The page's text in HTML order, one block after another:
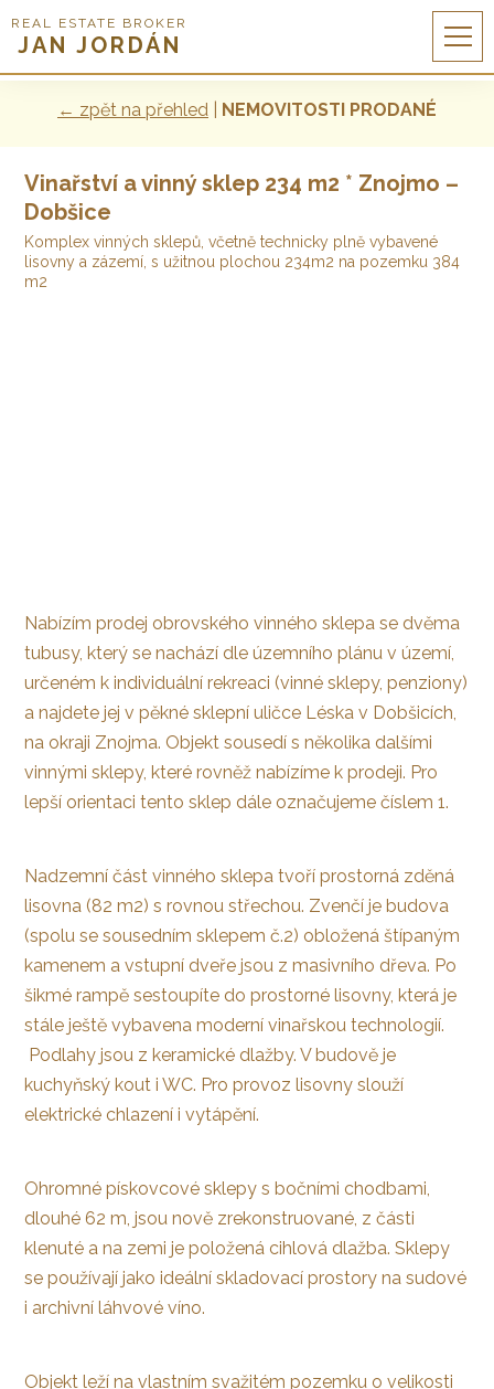
REAL ESTATE BROKER
JAN JORDÁN
← zpět na přehled NEMOVITOSTI PRODANÉ
Vinařství a vinný sklep 234 m2 * Znojmo –
Dobšice
Komplex vinných sklepů, včetně technicky plně vybavené
lisovny a zázemí, s užitnou plochou 234m2 na pozemku 384
m2
Nabízím prodej obrovského vinného sklepa se dvěma
tubusy, který se nachází dle územního plánu v území,
určeném k individuální rekreaci (vinné sklepy, penziony)
a najdete jej v pěkné sklepní uličce Léska v Dobšicích,
na okraji Znojma. Objekt sousedí s několika dalšími
vinnými sklepy, které rovněž nabízíme k prodeji. Pro
lepší orientaci tento sklep dále označujeme číslem 1.
Nadzemní část vinného sklepa tvoří prostorná zděná
lisovna (82 m2) s rovnou střechou. Zvenčí je budova
(spolu se sousedním sklepem č.2) obložená štípaným
kamenem a vstupní dveře jsou z masivního dřeva. Po
šikmé rampě sestoupíte do prostorné lisovny, která je
stále ještě vybavena moderní vinařskou technologií.
Podlahy jsou z keramické dlažby. V budově je
kuchyňský kout i WC. Pro provoz lisovny slouží
elektrické chlazení i vytápění.
Ohromné pískovcové sklepy s bočními chodbami,
dlouhé 62 m, jsou nově zrekonstruované, z části
klenuté a na zemi je položená cihlová dlažba. Sklepy
se používají jako ideální skladovací prostory na sudové
i archivní láhvové víno.
Objekt leží na vlastním svažitém pozemku o velikosti